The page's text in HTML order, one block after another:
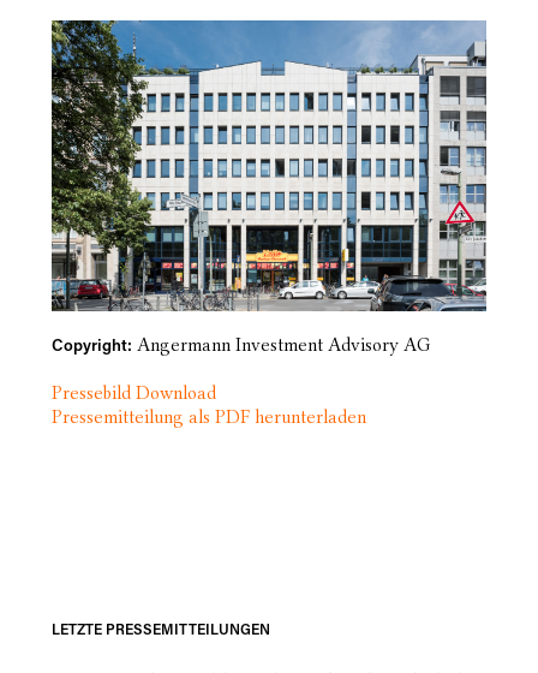
Copyright: Angermann Investment Advisory AG
Pressebild Download
Pressemitteilung als PDF herunterladen
LETZTE PRESSEMITTEILUNGEN